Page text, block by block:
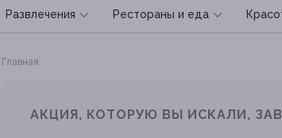
Развлечения Рестораны и еда
Главная
АКЦИЯ, КОТОРУЮ ВЫ ИСКАЛИ,